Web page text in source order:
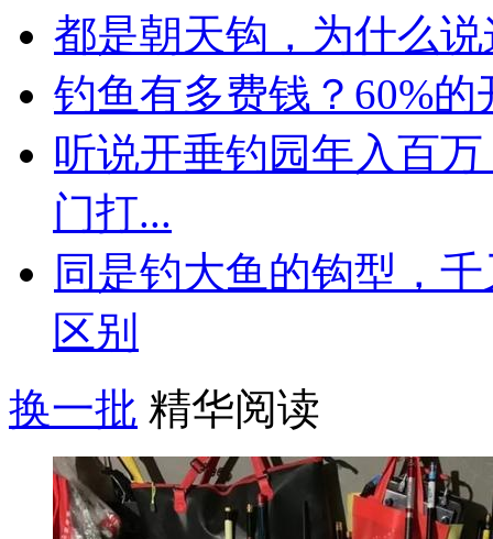
都是朝天钩，为什么
钓鱼有多费钱？60%
听说开垂钓园年入百
门打...
同是钓大鱼的钩型，
区别
换一批 精华阅读